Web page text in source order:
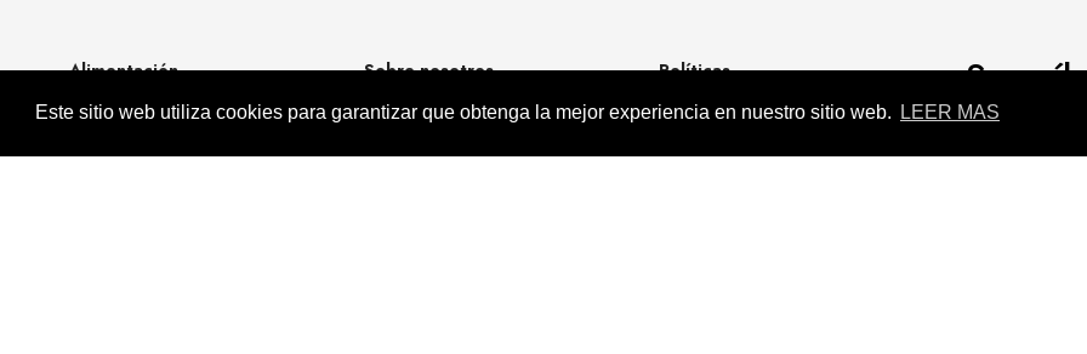
Este sitio web utiliza cookies para garantizar que obtenga la mejor experiencia en nuestro sitio web. LEER MAS
Alimentación
UTENSILIOS
Sobre nosotros
Contactanos
Políticas
Términos del Servicio